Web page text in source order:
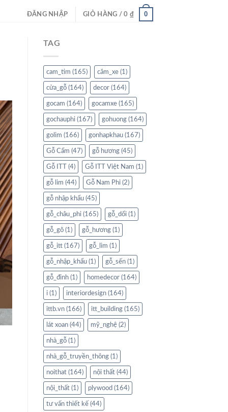
ĐĂNG NHẬP GIỎ HÀNG /0 ₫ 0
TAG
cam_tim (165) căm_xe(1)
cửa_gỗ(164) decor(164)
gocam (164) gocamxe(165)
gochauphi(167) gohuong(164)
golim (166) gonhapkhau(167)
Gỗ Cẩm (47) gỗ hương(45)
Gỗ ITT (4) Gỗ ITT Việt Nam (1)
gỗ lim (44) Gỗ Nam Phi(2)
gỗ nhập khẩu(45)
gỗ_châu_phi(165) gỗ_dổi(1)
gỗ_gõ(1) gỗ_hương(1)
gỗ_itt(167) gỗ_lim (1)
gỗ_nhập_khẩu(1) gỗ_sến(1)
gỗ_đinh(1) homedecor(164)
i(1) interiordesign(164)
ittb.vn(166) itt_building(165)
lát xoan(44) mỹ_nghệ(2)
nhà_gỗ(1)
nhà_gỗ_truyền_thông(1)
noithat(164) nội thất(44)
nội_thất(1) plywood (164)
tư vấn thiết kế(44)